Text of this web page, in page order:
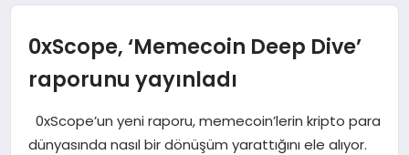
EKONOMI
SPOR
TEKNOLOJI
0xScope, ‘Memecoin Deep Dive’
raporunu yayınladı
0xScope’un yeni raporu, memecoin’lerin kripto para
dünyasında nasıl bir dönüşüm yarattığını ele alıyor.